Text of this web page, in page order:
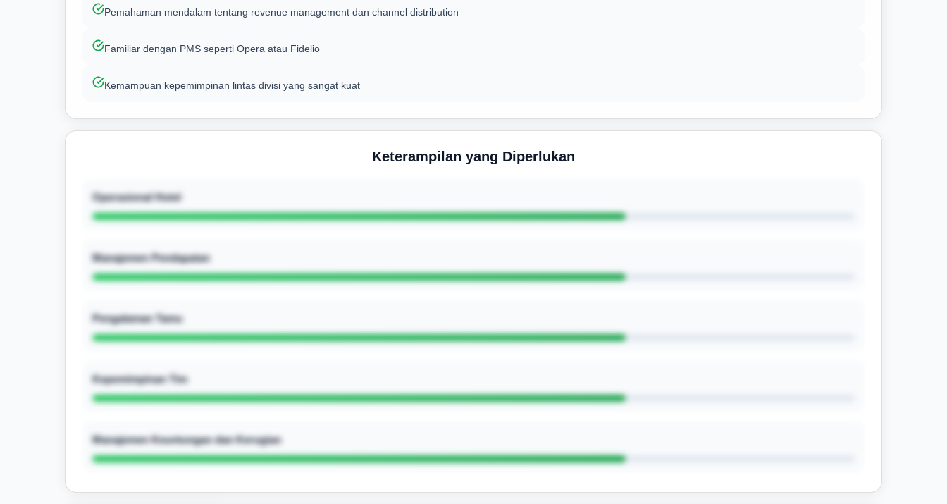
Pemahaman mendalam tentang revenue management dan channel distribution
Familiar dengan PMS seperti Opera atau Fidelio
Kemampuan kepemimpinan lintas divisi yang sangat kuat
Keterampilan yang Diperlukan
Operasional Hotel
Manajemen Pendapatan
Pengalaman Tamu
Kepemimpinan Tim
Manajemen Keuntungan dan Kerugian